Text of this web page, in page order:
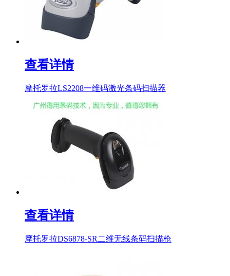
查看详情
摩托罗拉LS2208一维码激光条码扫描器
查看详情
摩托罗拉DS6878-SR二维无线条码扫描枪